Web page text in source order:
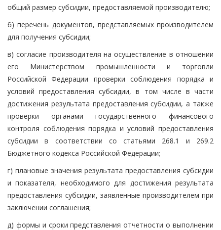
общий размер субсидии, предоставляемой производителю;
б) перечень документов, представляемых производителем
для получения субсидии;
в) согласие производителя на осуществление в отношении
его Министерством промышленности и торговли
Российской Федерации проверки соблюдения порядка и
условий предоставления субсидии, в том числе в части
достижения результата предоставления субсидии, а также
проверки органами государственного финансового
контроля соблюдения порядка и условий предоставления
субсидии в соответствии со статьями 268.1 и 269.2
Бюджетного кодекса Российской Федерации;
г) плановые значения результата предоставления субсидии
и показателя, необходимого для достижения результата
предоставления субсидии, заявленные производителем при
заключении соглашения;
д) формы и сроки представления отчетности о выполнении